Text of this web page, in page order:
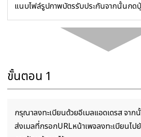
แนบไฟล์รูปภาพบัตรรับประกันจากนั้นกด
ขั้นตอน 1
กรุณาลงทะเบียนด้วยอีเมลแอดเดรส จา
ส่งเมลที่กรอกURLหน้าเพจลงทะเบียนไป